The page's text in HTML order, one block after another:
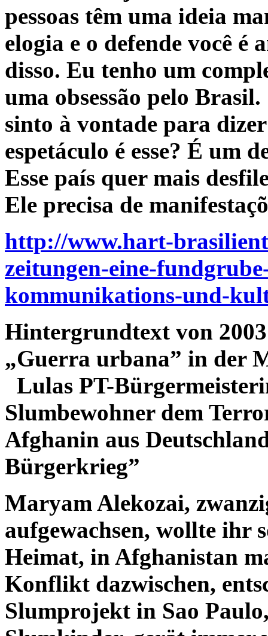
pessoas têm uma ideia
elogia e o defende você
disso. Eu tenho um
uma obsessão pelo
sinto à vontade para
espetáculo é esse? É um
Esse país quer mais
Ele precisa de
http://www.hart-
zeitungen-eine-
kommunikations-und-
Hintergrundtext von
„Guerra urbana” in der
Lulas PT-
Slumbewohner dem
Afghanin aus
Bürgerkrieg”
Maryam Alekozai,
aufgewachsen, wollte ihr
Heimat, in Afghanistan
Konflikt dazwischen,
Slumprojekt in Sao